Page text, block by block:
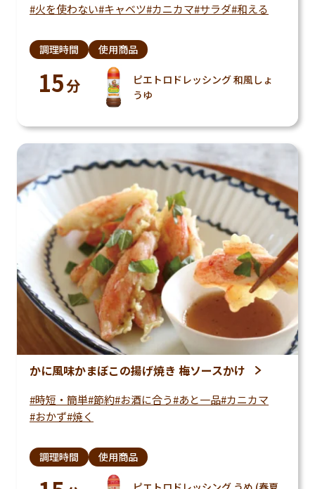
火を使わない キャベツ カニカマ サラダ 和える
調理時間
15分
使用商品
ピエトロドレッシング 和風しょ
うゆ
かに風味かまぼこの揚げ焼き 梅ソースかけ
時短・簡単 節約 お酒に合う あと一品 カニカマ
おかず 焼く
調理時間 使用商品